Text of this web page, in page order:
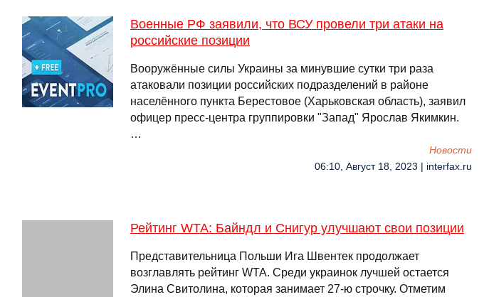
Военные РФ заявили, что ВСУ провели три атаки на
российские позиции
Вооружённые силы Украины за минувшие сутки три раза
атаковали позиции российских подразделений в районе
населённого пункта Берестовое (Харьковская область), заявил
офицер пресс-центра группировки "Запад" Ярослав Якимкин.
…
Новости
06:10, Август 18, 2023 | interfax.ru
Рейтинг WTA: Байндл и Снигур улучшают свои позиции
Представительница Польши Ига Швентек продолжает
возглавлять рейтинг WTA. Среди украинок лучшей остается
Элина Свитолина, которая занимает 27-ю строчку. Отметим